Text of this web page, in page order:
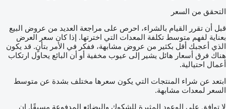
التحقق من السعر
قبل أن تقرر القيام بالشراء، احرص على مراجعة العديد من عروض البيع
بعناية لفهم متوسط تكلفة المعدات التي اخترتها. إذا كان سعر العرض
الذي أعجبك أقل بكثير من عروض مشابهة، ففكر في الأمر بتأنٍ. قد يكون
هناك فرق أسعار هائل يشير إلى عيوب مخفية أو أن البائع يحاول ارتكاب
أعمال احتيالية.
ابتعد عن شراء المنتجات التي يكون سعرها مختلف بشدة عن متوسط
السعر لمعدات مشابهة.
لا توافق على الوعود المثيرة للشكوك والبضائع المدفوعة مسبقًا. إن